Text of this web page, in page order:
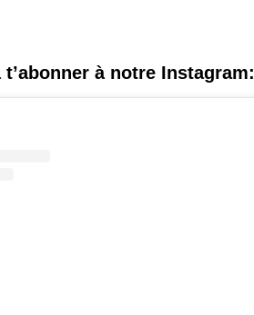
t’abonner à notre Instagram: